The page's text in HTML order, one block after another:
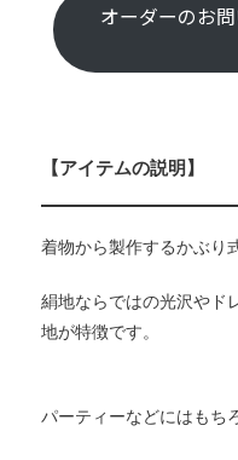
オーダーのお
【アイテムの説明】
着物から製作するかぶり
絹地ならではの光沢やド
地が特徴です。
パーティーなどにはもち